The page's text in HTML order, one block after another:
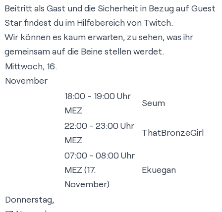
Beitritt als Gast und die Sicherheit in Bezug auf Guest
Starfindest du im Hilfebereich von Twitch.
Wir können es kaum erwarten, zu sehen, was ihr
gemeinsam auf die Beine stellen werdet.
Mittwoch, 16.
November
18:00 - 19:00 Uhr
MEZ
Seum
22:00 - 23:00 Uhr
MEZ
ThatBronzeGirl
07:00 - 08:00 Uhr
MEZ (17.
November)
Ekuegan
Donnerstag,